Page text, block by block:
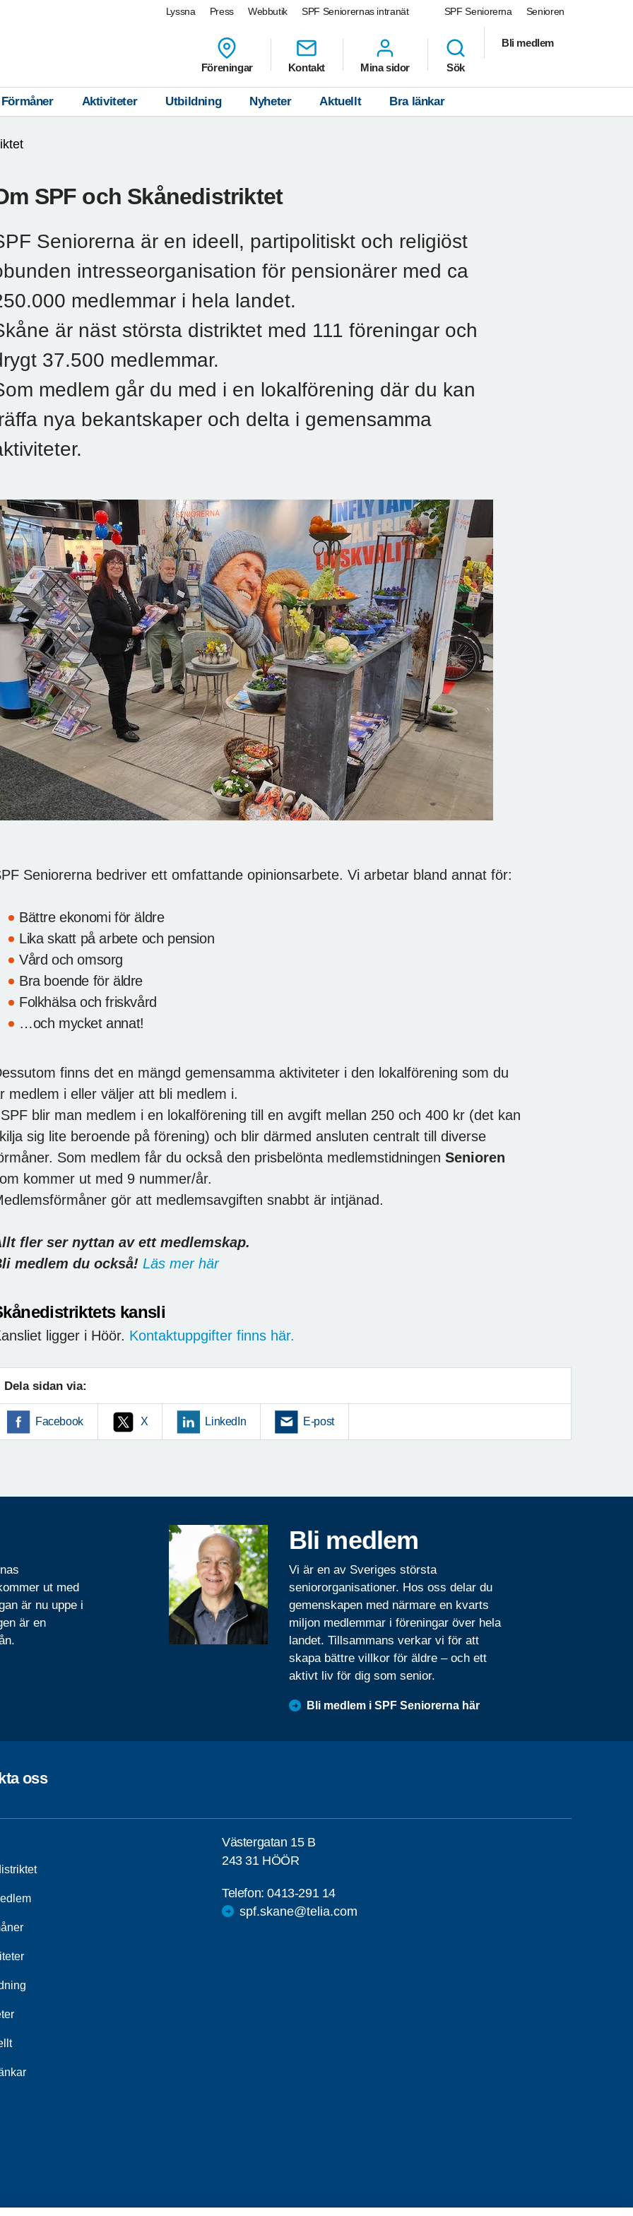
SPF Seniorerna Senioren
Lyssna Press Webbutik SPF Seniorernas intranät
Föreningar Kontakt Mina sidor Sök
Bli medlem
Förmåner Aktiviteter Utbildning Nyheter Aktuellt Bra länkar
SPF och Skånedistriktet
Seniorerna är en ideell, partipolitiskt och religiöst
intresseorganisation för pensionärer med ca
medlemmar i hela landet.
är näst största distriktet med 111 föreningar och
37.500 medlemmar.
medlem går du med i en lokalförening där du kan
nya bekantskaper och delta i gemensamma
Seniorerna bedriver ett omfattande opinionsarbete. Vi arbetar bland annat för:
Bättre ekonomi för äldre
Lika skatt på arbete och pension
Vård och omsorg
Bra boende för äldre
Folkhälsa och friskvård
…och mycket annat!
finns det en mängd gemensamma aktiviteter i den lokalförening som du
medlem i eller väljer att bli medlem i.
blir man medlem i en lokalförening till en avgift mellan 250 och 400 kr (det kan
sig lite beroende på förening) och blir därmed ansluten centralt till diverse
Som medlem får du också den prisbelönta medlemstidningen Senioren
kommer ut med 9 nummer/år.
gör att medlemsavgiften snabbt är intjänad.
fler ser nyttan av ett medlemskap.
medlem du också! Läs mer här
kansli
ligger i Höör. Kontaktuppgifter finns här.
Dela sidan via:
Facebook X LinkedIn E-post
ut med
är nu uppe i
är en
Bli medlem
Vi är en av Sveriges största
seniororganisationer. Hos oss delar du
gemenskapen med närmare en kvarts
miljon medlemmar i föreningar över hela
landet. Tillsammans verkar vi för att
skapa bättre villkor för äldre – och ett
aktivt liv för dig som senior.
Bli medlem i SPF Seniorerna här
oss
Västergatan 15 B
243 31 HÖÖR
Telefon:0413-291 14
spf.skane@telia.com